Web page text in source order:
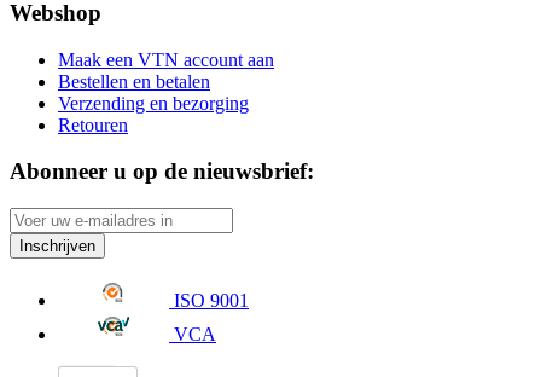
Webshop
Maak een VTN account aan
Bestellen en betalen
Verzending en bezorging
Retouren
Abonneer u op de nieuwsbrief:
Inschrijven
ISO 9001
VCA